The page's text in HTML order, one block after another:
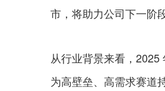
市，将助力公司下一阶
从行业背景来看，
为高壁垒、高需求赛道